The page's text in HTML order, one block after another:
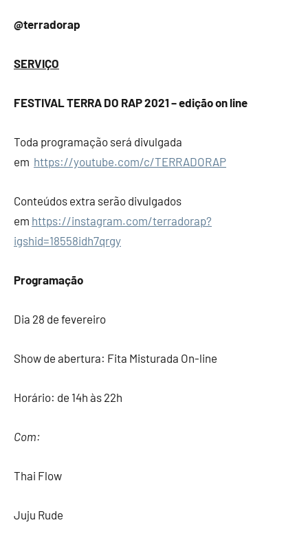
@terradorap
SERVIÇO
FESTIVAL TERRA DO RAP 2021 – edição on line
Toda programação será divulgada
em https://youtube.com/c/TERRADORAP
Conteúdos extra serão divulgados
em https://instagram.com/terradorap?
igshid=18558idh7qrgy
Programação
Dia 28 de fevereiro
Show de abertura: Fita Misturada On-line
Horário: de 14h às 22h
Com:
Thai Flow
Juju Rude